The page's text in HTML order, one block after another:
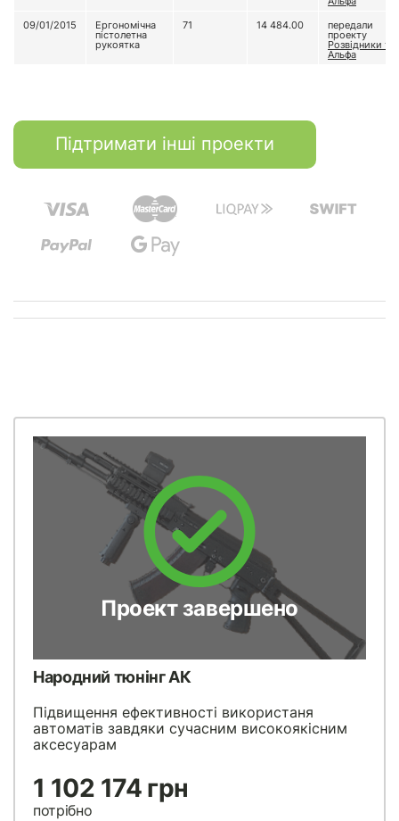
09/01/2015
Ергономічна
пістолетна
рукоятка
71 14 484.00 передали
проекту
Розвідники та
Альфа
Підтримати інші проекти
Проект завершено
Народний тюнінг АК
Підвищення ефективності використаня
автоматів завдяки сучасним високоякісним
аксесуарам
1 102 174 грн
потрібно